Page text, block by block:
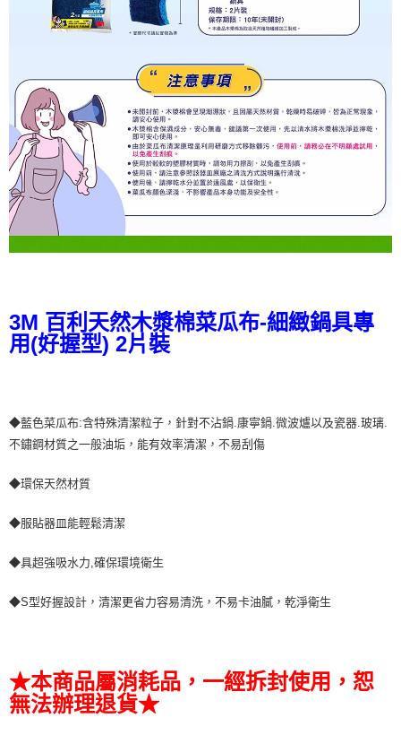
3M 百利天然木漿棉菜瓜布-細緻鍋具專
用(好握型) 2片裝
◆藍色菜瓜布:含特殊清潔粒子，針對不沾鍋.康寧鍋.微波爐以及瓷器.玻璃.
不鏽鋼材質之一般油垢，能有效率清潔，不易刮傷
◆環保天然材質
◆服貼器皿能輕鬆清潔
◆具超強吸水力,確保環境衛生
◆S型好握設計，清潔更省力容易清洗，不易卡油膩，乾淨衛生
★本商品屬消耗品，一經拆封使用，恕
無法辦理退貨★